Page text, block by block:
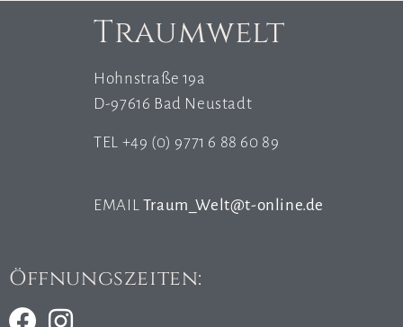
Traumwelt
Hohnstraße 19a
D-97616 Bad Neustadt
TEL +49 (0) 9771 6 88 60 89
EMAIL Traum_Welt@t-online.de
Öffnungszeiten: